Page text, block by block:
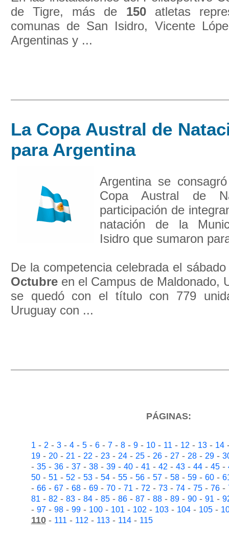
de Tigre, más de 150atletas
comunas de San Isidro, Vicente
Argentinas y ...
La Copa Austral de
para Argentina
Argentina se
Copa Austral de
participación de
natación de la
Isidro que sumaron
De la competencia celebrada el
Octubre en el Campus de Maldonado,
se quedó con el título con 779
Uruguay con ...
PÁGINAS:
1- 2- 3- 4- 5- 6- 7- 8- 9- 10- 11- 12- 13- 14
19- 20- 21- 22- 23- 24- 25- 26- 27- 28- 29-
- 35- 36- 37- 38- 39- 40- 41- 42- 43- 44- 45-
50- 51- 52- 53- 54- 55- 56- 57- 58- 59- 60-
- 66- 67- 68- 69- 70- 71- 72- 73- 74- 75- 76-
81- 82- 83- 84- 85- 86- 87- 88- 89- 90- 91-
- 97- 98- 99- 100- 101- 102- 103- 104- 105-
110- 111- 112- 113- 114- 115